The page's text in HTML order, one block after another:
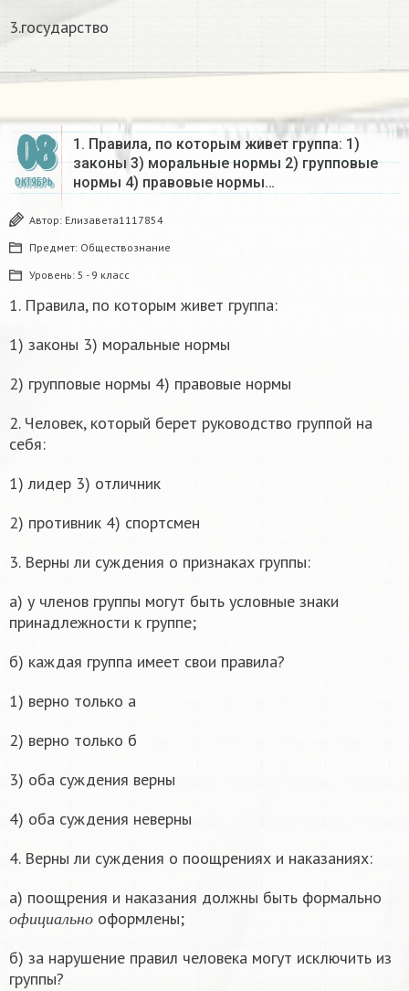
3.государство
08
ОКТЯБРЬ
1. Правила, по которым живет группа: 1)
законы 3) моральные нормы 2) групповые
нормы 4) правовые нормы…
Автор: Елизавета1117854
Предмет: Обществознание
Уровень: 5 - 9 класс
1. Правила, по которым живет группа:
1) законы 3) моральные нормы
2) групповые нормы 4) правовые нормы
2. Человек, который берет руководство группой на
себя:
1) лидер 3) отличник
2) противник 4) спортсмен
3. Верны ли суждения о признаках группы:
а) у членов группы могут быть условные знаки
принадлежности к группе;
б) каждая группа имеет свои правила?
1) верно только а
2) верно только б
3) оба суждения верны
4) оба суждения неверны
4. Верны ли суждения о поощрениях и наказаниях:
а) поощрения и наказания должны быть формально
о ф и ц и ал ьн о
официальнооформлены;
б) за нарушение правил человека могут исключить из
группы?